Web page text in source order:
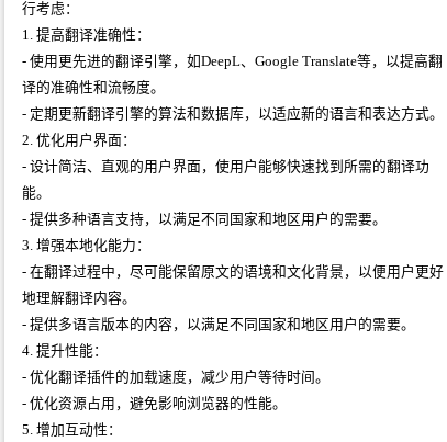
行考虑：
1. 提高翻译准确性：
- 使用更先进的翻译引擎，如DeepL、Google Translate等，以提高翻
译的准确性和流畅度。
- 定期更新翻译引擎的算法和数据库，以适应新的语言和表达方式。
2. 优化用户界面：
- 设计简洁、直观的用户界面，使用户能够快速找到所需的翻译功
能。
- 提供多种语言支持，以满足不同国家和地区用户的需要。
3. 增强本地化能力：
- 在翻译过程中，尽可能保留原文的语境和文化背景，以便用户更好
地理解翻译内容。
- 提供多语言版本的内容，以满足不同国家和地区用户的需要。
4. 提升性能：
- 优化翻译插件的加载速度，减少用户等待时间。
- 优化资源占用，避免影响浏览器的性能。
5. 增加互动性：